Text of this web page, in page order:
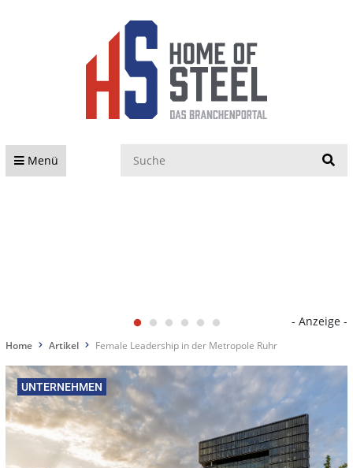
Menü
- Anzeige -
Home Artikel Female Leadership in der Metropole Ruhr
UNTERNEHMEN